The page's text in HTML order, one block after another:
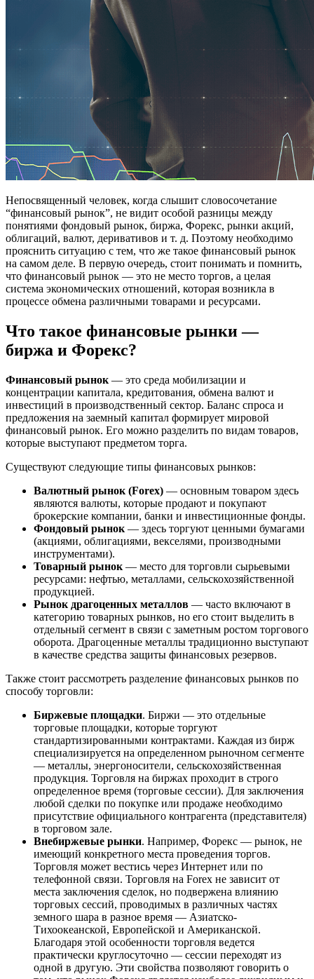
Непосвященный человек, когда слышит словосочетание
“финансовый рынок”, не видит особой разницы между
понятиями фондовый рынок, биржа, Форекс, рынки акций,
облигаций, валют, деривативов и т. д. Поэтому необходимо
прояснить ситуацию с тем, что же такое финансовый рынок
на самом деле. В первую очередь, стоит понимать и помнить,
что финансовый рынок — это не место торгов, а целая
система экономических отношений, которая возникла в
процессе обмена различными товарами и ресурсами.
Что такое финансовые рынки —
биржа и Форекс?
Финансовый рынок — это среда мобилизации и
концентрации капитала, кредитования, обмена валют и
инвестиций в производственный сектор. Баланс спроса и
предложения на заемный капитал формирует мировой
финансовый рынок. Его можно разделить по видам товаров,
которые выступают предметом торга.
Существуют следующие типы финансовых рынков:
Валютный рынок (Forex) — основным товаром здесь
являются валюты, которые продают и покупают
брокерские компании, банки и инвестиционные фонды.
Фондовый рынок — здесь торгуют ценными бумагами
(акциями, облигациями, векселями, производными
инструментами).
Товарный рынок — место для торговли сырьевыми
ресурсами: нефтью, металлами, сельскохозяйственной
продукцией.
Рынок драгоценных металлов — часто включают в
категорию товарных рынков, но его стоит выделить в
отдельный сегмент в связи с заметным ростом торгового
оборота. Драгоценные металлы традиционно выступают
в качестве средства защиты финансовых резервов.
Также стоит рассмотреть разделение финансовых рынков по
способу торговли:
Биржевые площадки. Биржи — это отдельные
торговые площадки, которые торгуют
стандартизированными контрактами. Каждая из бирж
специализируется на определенном рыночном сегменте
— металлы, энергоносители, сельскохозяйственная
продукция. Торговля на биржах проходит в строго
определенное время (торговые сессии). Для заключения
любой сделки по покупке или продаже необходимо
присутствие официального контрагента (представителя)
в торговом зале.
Внебиржевые рынки. Например, Форекс — рынок, не
имеющий конкретного места проведения торгов.
Торговля может вестись через Интернет или по
телефонной связи. Торговля на Forex не зависит от
места заключения сделок, но подвержена влиянию
торговых сессий, проводимых в различных частях
земного шара в разное время — Азиатско-
Тихоокеанской, Европейской и Американской.
Благодаря этой особенности торговля ведется
практически круглосуточно — сессии переходят из
одной в другую. Эти свойства позволяют говорить о